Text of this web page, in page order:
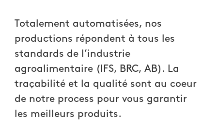
Totalement automatisées, nos
productions répondent à tous les
standards de l’industrie
agroalimentaire (IFS, BRC, AB). La
traçabilité et la qualité sont au coeur
de notre process pour vous garantir
les meilleurs produits.